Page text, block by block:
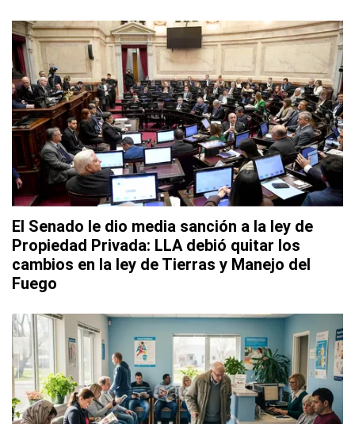
El Senado le dio media sanción a la ley de
Propiedad Privada: LLA debió quitar los
cambios en la ley de Tierras y Manejo del
Fuego